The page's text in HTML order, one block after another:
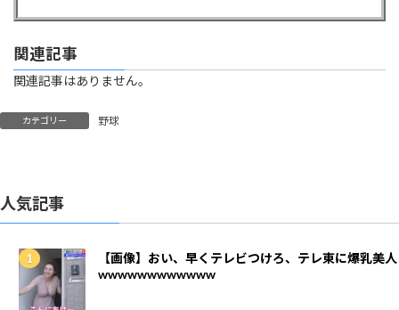
関連記事
関連記事はありません。
カテゴリー 野球
人気記事
【画像】おい、早くテレビつけろ、テレ東に爆乳美人
wwwwwwwwwwww